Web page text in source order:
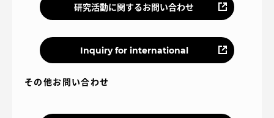
研究活動に関するお問い合わせ
Inquiry for international
その他お問い合わせ